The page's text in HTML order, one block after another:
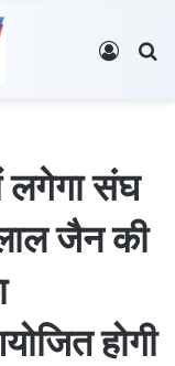
Log In
लगेगा संघ
जैन की
होगी